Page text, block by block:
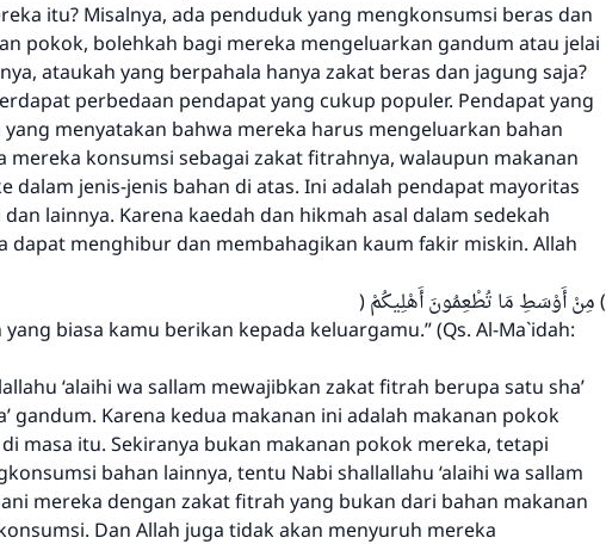
itu? Misalnya, ada penduduk yang mengkonsumsi beras dan
pokok, bolehkah bagi mereka mengeluarkan gandum atau jelai
ataukah yang berpahala hanya zakat beras dan jagung saja?
perbedaan pendapat yang cukup populer. Pendapat yang
menyatakan bahwa mereka harus mengeluarkan bahan
mereka konsumsi sebagai zakat fitrahnya, walaupun makanan
dalam jenis-jenis bahan di atas. Ini adalah pendapat mayoritas
dan lainnya. Karena kaedah dan hikmah asal dalam sedekah
dapat menghibur dan membahagikan kaum fakir miskin. Allah
( مِنْ أَوْسَطِ مَا تُطْعِمُونَ أَهْلِيكُمْ )
biasa kamu berikan kepada keluargamu.” (Qs. Al-Ma`idah:
‘alaihi wa sallam mewajibkan zakat fitrah berupa satu sha’
gandum. Karena kedua makanan ini adalah makanan pokok
masa itu. Sekiranya bukan makanan pokok mereka, tetapi
bahan lainnya, tentu Nabi shallallahu ‘alaihi wa sallam
mereka dengan zakat fitrah yang bukan dari bahan makanan
Dan Allah juga tidak akan menyuruh mereka
no. 110845 menyelamatkan
Rasulullah ﷺ bersabda
yang menunjukkan suatu kebaikan, meka dia akan
pahala yang sama dengan orang yang
melakukannya"
MUSLIM, 1893